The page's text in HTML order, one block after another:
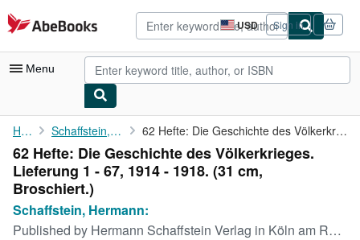
Skip to main content
AbeBooks.com USD
Site
shopping
preferences
Sign in
Menu
My Account
My Purchases
Advanced Search
Browse Collections
Home Schaffstein, Hermann: 62 Hefte: Die Geschichte des Völkerkrieges. Lieferung 1 - 67, ...
62 Hefte: Die Geschichte des Völkerkrieges.
Lieferung 1 - 67, 1914 - 1918. (31 cm,
Broschiert.)
Schaffstein, Hermann:
Published by Hermann Schaffstein Verlag in Köln am Rhein, 1914-1918., 1914